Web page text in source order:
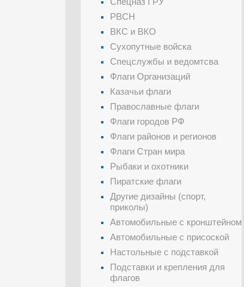
РВСН
ВКС и ВКО
Сухопутные войска
Спецслужбы и ведомтсва
Флаги Организаций
Казачьи флаги
Православные флаги
Флаги городов РФ
Флаги районов и регионов
Флаги Стран мира
Рыбаки и охотники
Пиратские флаги
Другие дизайны (спорт,
приколы)
Автомобильные с кронштейном
Автомобильные с присоской
Настольные с подставкой
Подставки и крепления для
флагов